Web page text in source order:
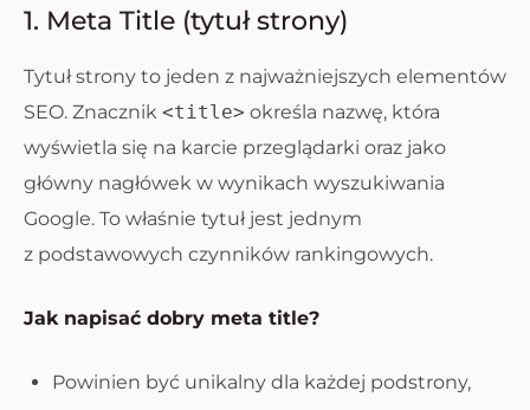
1. Meta Title (tytuł strony)
Tytuł strony to jeden z najważniejszych elementów
SEO. Znacznik <title> określa nazwę, która
wyświetla się na karcie przeglądarki oraz jako
główny nagłówek w wynikach wyszukiwania
Google. To właśnie tytuł jest jednym
z podstawowych czynników rankingowych.
Jak napisać dobry meta title?
Powinien być unikalny dla każdej podstrony,